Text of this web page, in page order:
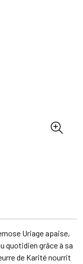
Uriage apaise,
quotidien grâce à sa
de Karité nourrit